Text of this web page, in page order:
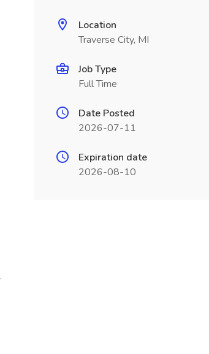
Location
Traverse City, MI
Job Type
Full Time
Date Posted
2026-07-11
Expiration date
2026-08-10